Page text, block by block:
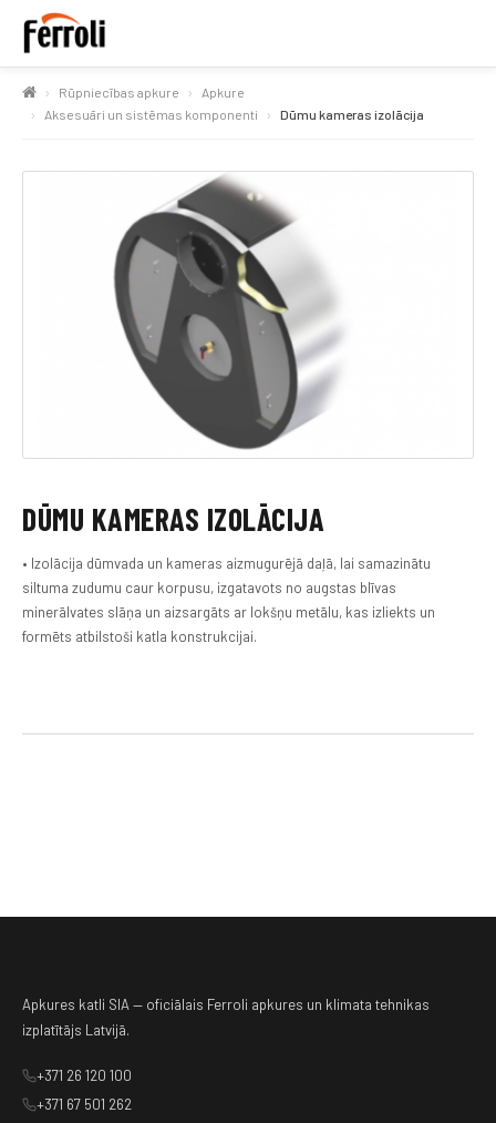
Rūpniecības apkure
Apkure
Aksesuāri un sistēmas komponenti
Dūmu kameras izolācija
DŪMU KAMERAS IZOLĀCIJA
• Izolācija dūmvada un kameras aizmugurējā daļā, lai samazinātu
siltuma zudumu caur korpusu, izgatavots no augstas blīvas
minerālvates slāņa un aizsargāts ar lokšņu metālu, kas izliekts un
formēts atbilstoši katla konstrukcijai.
Apkures katli SIA — oficiālais Ferroli apkures un klimata tehnikas
izplatītājs Latvijā.
+371 26 120 100
+371 67 501 262